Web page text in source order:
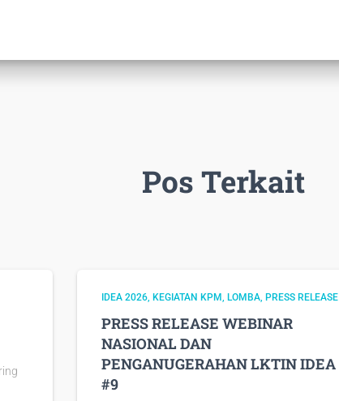
Pos Terkait
IDEA 2026 KEGIATAN KPM LOMBA PRESS RELEASE
PRESS RELEASE WEBINAR
NASIONAL DAN
PENGANUGERAHAN LKTIN IDEA
#9